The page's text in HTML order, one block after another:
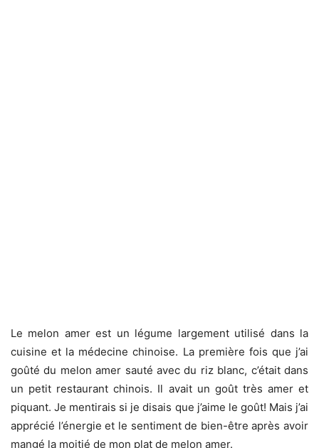
Le melon amer est un légume largement utilisé dans la
cuisine et la médecine chinoise. La première fois que j’ai
goûté du melon amer sauté avec du riz blanc, c’était dans
un petit restaurant chinois. Il avait un goût très amer et
piquant. Je mentirais si je disais que j’aime le goût! Mais j’ai
apprécié l’énergie et le sentiment de bien-être après avoir
mangé la moitié de mon plat de melon amer.